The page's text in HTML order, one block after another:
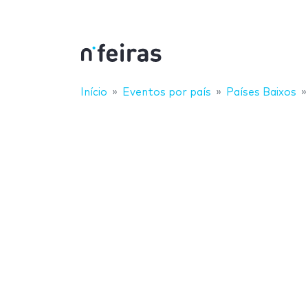
Início Eventos por país Países Baixos